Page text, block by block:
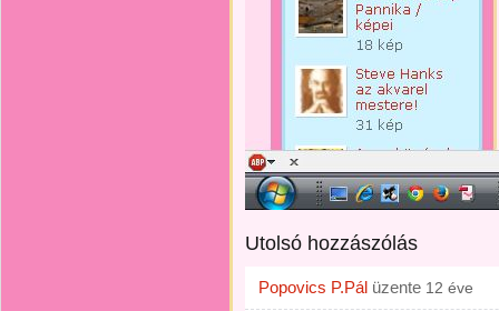
Utolsó hozzászólás
Popovics P.Pál üzente 12 éve